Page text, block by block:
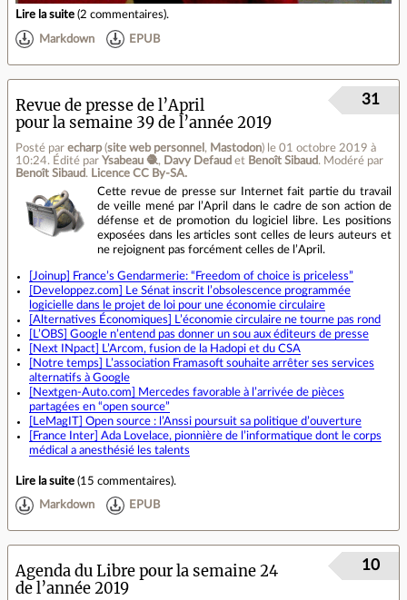
Lire la suite (2 commentaires).
Markdown EPUB
Revue de presse de l’April
pour la semaine 39 de l’année 2019
Posté par echarp(site web personnel , Mastodon) le 01 octobre 2019 à
10:24. Édité par Ysabeau 🧶, Davy Defaud et Benoît Sibaud. Modéré par
Benoît Sibaud. Licence CC By‑SA.
31
Cette revue de presse sur Internet fait partie du travail
de veille mené par lʼApril dans le cadre de son action de
défense et de promotion du logiciel libre. Les positions
exposées dans les articles sont celles de leurs auteurs et
ne rejoignent pas forcément celles de lʼApril.
[Joinup] France’s Gendarmerie: “Freedom of choice is priceless”
[Developpez.com] Le Sénat inscrit l’obsolescence programmée
logicielle dans le projet de loi pour une économie circulaire
[Alternatives Économiques] L’économie circulaire ne tourne pas rond
[L’OBS] Google n’entend pas donner un sou aux éditeurs de presse
[Next INpact] L’Arcom, fusion de la Hadopi et du CSA
[Notre temps] L’association Framasoft souhaite arrêter ses services
alternatifs à Google
[Nextgen-Auto.com] Mercedes favorable à l’arrivée de pièces
partagées en “open source”
[LeMagIT] Open source : l’Anssi poursuit sa politique d’ouverture
[France Inter] Ada Lovelace, pionnière de l’informatique dont le corps
médical a anesthésié les talents
Lire la suite (15 commentaires).
Markdown EPUB
Agenda du Libre pour la semaine 24
de l’année 2019
10